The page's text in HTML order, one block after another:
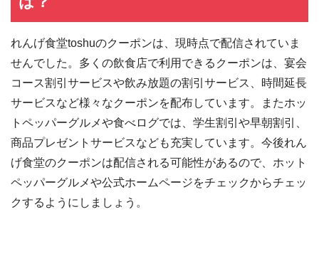
れんげ食堂toshuのクーポンは、現時点で配信されていま
せんでした。多くの飲食店で利用できるクーポンは、宴会
コース割引サービスや飲み放題の割引サービス、時間延長
サービスなど様々なクーポンを配布しています。またホッ
トペッパーグルメや食べログでは、学生割引や早朝割引、
商品プレゼントサービスなども充実しています。今後れん
げ食堂のクーポンは配信される可能性があるので、ホット
ペッパーグルメや公式ホームページをチェックからチェッ
クするようにしましょう。